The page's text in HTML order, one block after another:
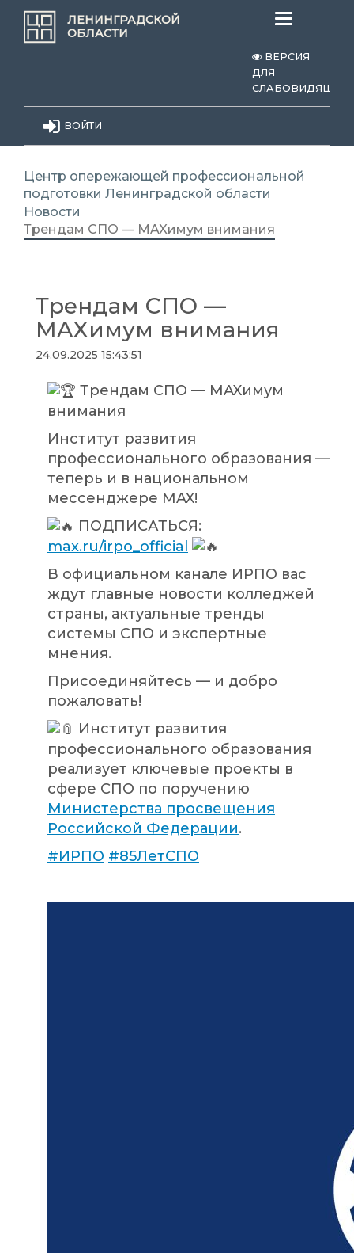
ЛЕНИНГРАДСКОЙ
ОБЛАСТИ
Меню
ВЕРСИЯ
ДЛЯ
СЛАБОВИДЯЩИХ
ВОЙТИ
Центр опережающей профессиональной
подготовки Ленинградской области
Новости
Трендам СПО — MAXимум внимания
Трендам СПО —
MAXимум внимания
24.09.2025 15:43:51
Трендам СПО — MAXимум
внимания
Институт развития
профессионального образования —
теперь и в национальном
мессенджере MAX!
ПОДПИСАТЬСЯ:
max.ru/irpo_official
В официальном канале ИРПО вас
ждут главные новости колледжей
страны, актуальные тренды
системы СПО и экспертные
мнения.
Присоединяйтесь — и добро
пожаловать!
Институт развития
профессионального образования
реализует ключевые проекты в
сфере СПО по поручению
Министерства просвещения
Российской Федерации.
#ИРПО #85ЛетСПО